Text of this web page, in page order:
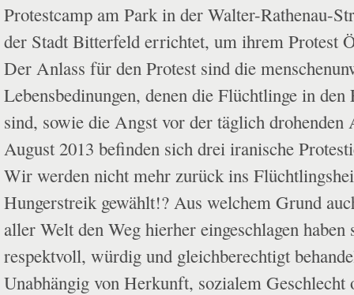
Protestcamp am Park in der Walter-Rathenau-
der Stadt Bitterfeld errichtet, um ihrem Protest
Der Anlass für den Protest sind die
Lebensbedinungen, denen die Flüchtlinge in
sind, sowie die Angst vor der täglich drohenden
August 2013 befinden sich drei iranische
Wir werden nicht mehr zurück ins
Hungerstreik gewählt!? Aus welchem Grund
aller Welt den Weg hierher eingeschlagen haben
respektvoll, würdig und gleichberechtigt
Unabhängig von Herkunft, sozialem Geschlecht